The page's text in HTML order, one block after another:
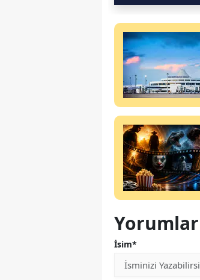
Yorumlar
İsim*